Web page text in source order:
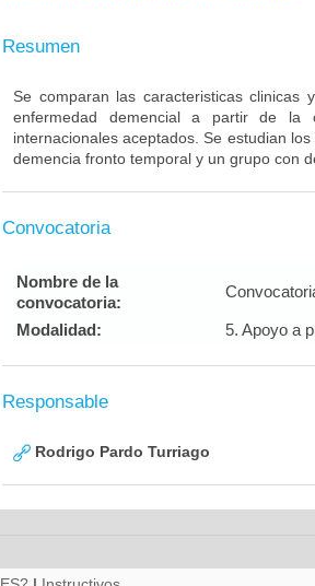
Resumen
Se comparan las caracteristicas clinicas
enfermedad demencial a partir de la
internacionales aceptados. Se estudian
demencia fronto temporal y un grupo con
Convocatoria
Nombre de la
convocatoria:
Modalidad: 5. Apoyo a
Responsable
Rodrigo Pardo Turriago